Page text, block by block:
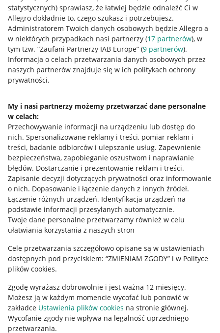
statystycznych) sprawiasz, że łatwiej będzie odnaleźć Ci w
Allegro dokładnie to, czego szukasz i potrzebujesz.
Administratorem Twoich danych osobowych będzie Allegro a
w niektórych przypadkach nasi partnerzy (17 partnerów), w
tym tzw. “Zaufani Partnerzy IAB Europe” (9 partnerów).
Informacja o celach przetwarzania danych osobowych przez
naszych partnerów znajduje się w ich politykach ochrony
prywatności.
My i nasi partnerzy możemy przetwarzać dane personalne
w celach:
Przechowywanie informacji na urządzeniu lub dostęp do
nich. Spersonalizowane reklamy i treści, pomiar reklam i
treści, badanie odbiorców i ulepszanie usług. Zapewnienie
bezpieczeństwa, zapobieganie oszustwom i naprawianie
błędów. Dostarczanie i prezentowanie reklam i treści.
Zapisanie decyzji dotyczących prywatności oraz informowanie
o nich. Dopasowanie i łączenie danych z innych źródeł.
Łączenie różnych urządzeń. Identyfikacja urządzeń na
podstawie informacji przesyłanych automatycznie.
Twoje dane personalne przetwarzamy również w celu
ułatwiania korzystania z naszych stron
Cele przetwarzania szczegółowo opisane są w ustawieniach
dostępnych pod przyciskiem: “ZMIENIAM ZGODY” i w Polityce
plików cookies.
Zgodę wyrażasz dobrowolnie i jest ważna 12 miesięcy.
Możesz ją w każdym momencie wycofać lub ponowić w
zakładce Ustawienia plików cookies na stronie głównej.
Wycofanie zgody nie wpływa na legalność uprzedniego
przetwarzania.
Przydatne informacje
Jak to działa
Allegro Gadane dla sprzedających
Allegro Gadane dla kupujących
Mapa miejscowości
Informacje prawne
Regulamin
Polityka plików "cookies"
Ustawienia plików "cookies"
Udostępnianie lokalizacji
Informacje dla Aktu o Usługach Cyfrowych
Pobierz aplikację